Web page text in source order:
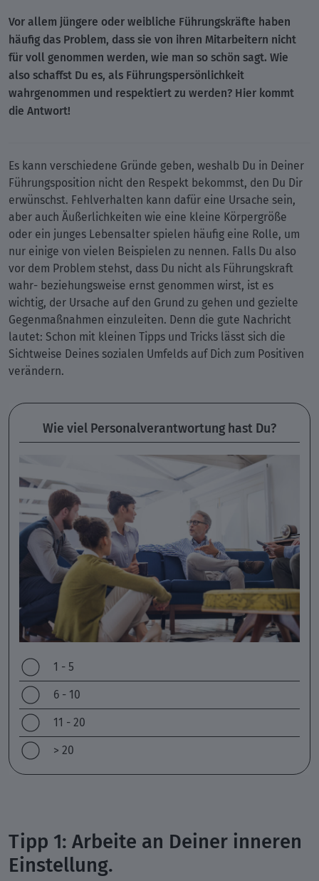
Vor allem jüngere oder weibliche Führungskräfte haben
häufig das Problem, dass sie von ihren Mitarbeitern nicht
für voll genommen werden, wie man so schön sagt. Wie
also schaffst Du es, als Führungspersönlichkeit
wahrgenommen und respektiert zu werden? Hier kommt
die Antwort!
Es kann verschiedene Gründe geben, weshalb Du in Deiner
Führungsposition nicht den Respekt bekommst, den Du Dir
erwünschst. Fehlverhalten kann dafür eine Ursache sein,
aber auch Äußerlichkeiten wie eine kleine Körpergröße
oder ein junges Lebensalter spielen häufig eine Rolle, um
nur einige von vielen Beispielen zu nennen. Falls Du also
vor dem Problem stehst, dass Du nicht als Führungskraft
wahr- beziehungsweise ernst genommen wirst, ist es
wichtig, der Ursache auf den Grund zu gehen und gezielte
Gegenmaßnahmen einzuleiten. Denn die gute Nachricht
lautet: Schon mit kleinen Tipps und Tricks lässt sich die
Sichtweise Deines sozialen Umfelds auf Dich zum Positiven
verändern.
Wie viel Personalverantwortung hast Du?
1 - 5
6 - 10
11 - 20
> 20
Tipp 1: Arbeite an Deiner inneren
Einstellung.